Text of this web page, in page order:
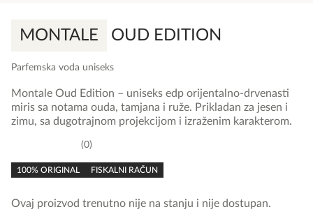
MONTALE OUD EDITION
Parfemska voda uniseks
rating
0
100% ORIGINAL FISKALNI RAČUN
Montale Oud Edition – uniseks edp orijentalno-drvenasti
miris sa notama ouda, tamjana i ruže. Prikladan za jesen i
zimu, sa dugotrajnom projekcijom i izraženim karakterom.
Ovaj proizvod trenutno nije na stanju i nije dostupan.